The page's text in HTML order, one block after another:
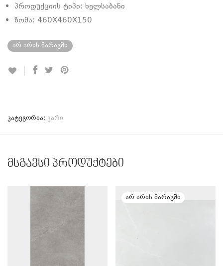
პროდუქციის ტიპი: ხელსაბანი
ზომა: 460X460X150
არ არის მარაგში
კატეგორია: კარი
მსგავსი პროდუქტები